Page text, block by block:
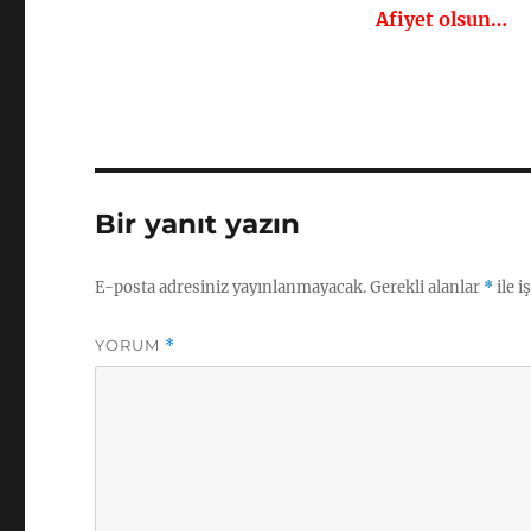
Afiyet olsun…
Bir yanıt yazın
E-posta adresiniz yayınlanmayacak.Gerekli alanlar *ile
YORUM *